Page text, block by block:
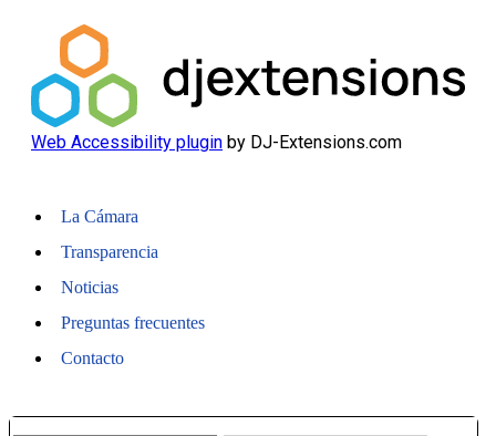
Web Accessibility plugin by DJ-Extensions.com
La Cámara
Transparencia
Noticias
Preguntas frecuentes
Contacto